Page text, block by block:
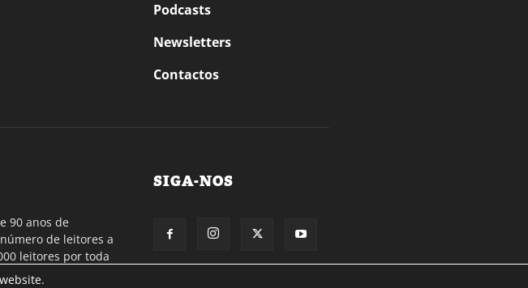
Podcasts
Newsletters
Contactos
90 anos de
de leitores a
leitores por toda
Portugal
SIGA-NOS